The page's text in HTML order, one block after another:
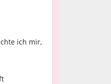
ich mir,